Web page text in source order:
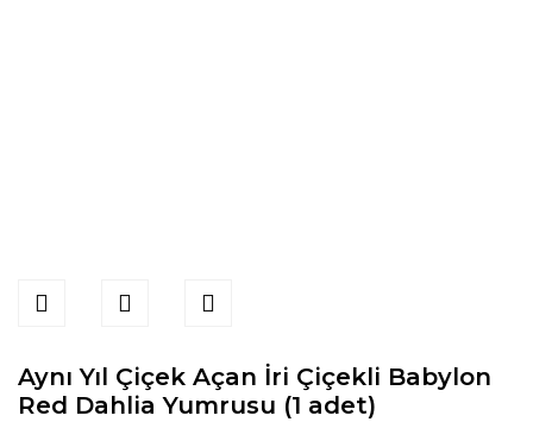
Aynı Yıl Çiçek Açan İri Çiçekli Babylon
Red Dahlia Yumrusu (1 adet)